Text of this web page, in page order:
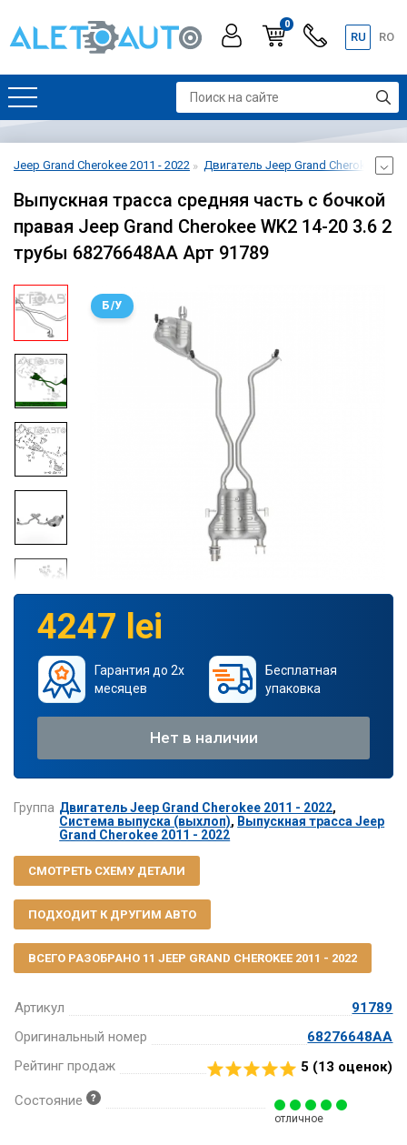
0
RU RO
Jeep Grand Cherokee 2011 - 2022 Двигатель Jeep Grand Cherokee
Выпускная трасса средняя часть с бочкой
правая Jeep Grand Cherokee WK2 14-20 3.6 2
трубы 68276648AA Арт 91789
Б/У
Артикул
91789
Оригинальный номер
68276648AA
Рейтинг продаж
5 (13 оценок)
Состояние
отличное
4247 lei
Гарантия до 2х
месяцев
Бесплатная
упаковка
Нет в наличии
Группа Двигатель Jeep Grand Cherokee 2011 - 2022,
Система выпуска (выхлоп), Выпускная трасса Jeep
Grand Cherokee 2011 - 2022
СМОТРЕТЬ СХЕМУ ДЕТАЛИ
ПОДХОДИТ К ДРУГИМ АВТО
ВСЕГО РАЗОБРАНО 11 JEEP GRAND CHEROKEE 2011 - 2022